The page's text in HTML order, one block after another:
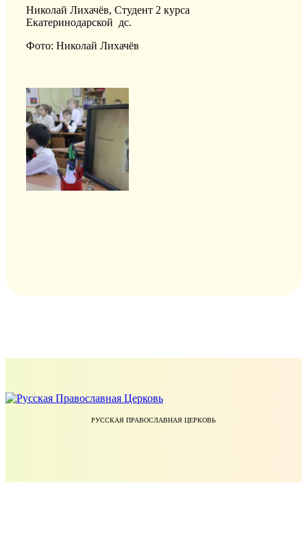
Николай Лихачёв, Студент 2 курса
Екатеринодарской дс.
Фото: Николай Лихачёв
РУССКАЯ ПРАВОСЛАВНАЯ ЦЕРКОВЬ